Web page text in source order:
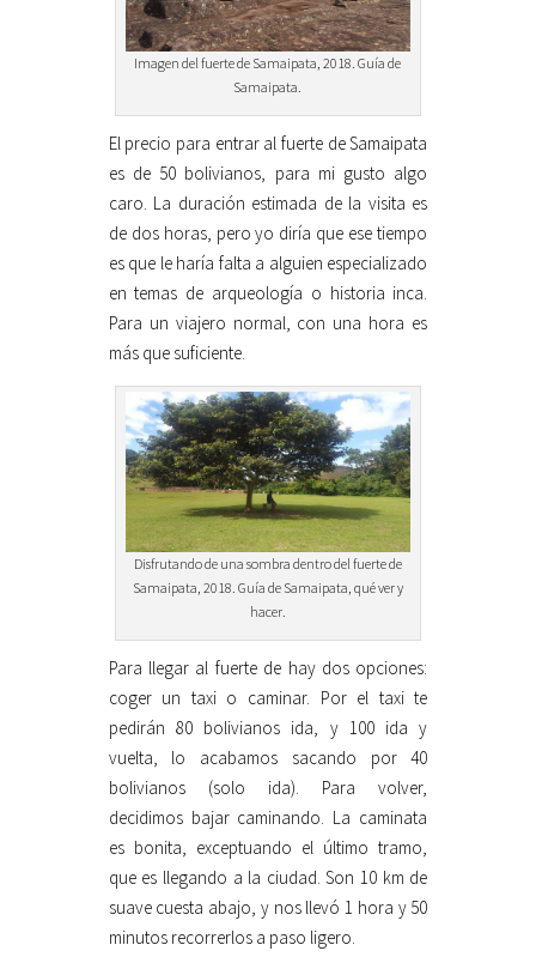
Imagen del fuerte de Samaipata, 2018. Guía de
Samaipata.
El precio para entrar al fuerte de Samaipata
es de 50 bolivianos, para mi gusto algo
caro. La duración estimada de la visita es
de dos horas, pero yo diría que ese tiempo
es que le haría falta a alguien especializado
en temas de arqueología o historia inca.
Para un viajero normal, con una hora es
más que suficiente.
Disfrutando de una sombra dentro del fuerte de
Samaipata, 2018. Guía de Samaipata, qué ver y
hacer.
Para llegar al fuerte de hay dos opciones:
coger un taxi o caminar. Por el taxi te
pedirán 80 bolivianos ida, y 100 ida y
vuelta, lo acabamos sacando por 40
bolivianos (solo ida). Para volver,
decidimos bajar caminando. La caminata
es bonita, exceptuando el último tramo,
que es llegando a la ciudad. Son 10 km de
suave cuesta abajo, y nos llevó 1 hora y 50
minutos recorrerlos a paso ligero.